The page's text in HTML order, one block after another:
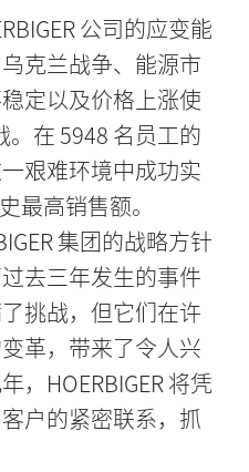
公司的应变能
克兰战争、能源市
定以及价格上涨使
在 5948 名员工的
艰难环境中成功实
最高销售额。
集团的战略方针
去三年发生的事件
挑战，但它们在许
革，带来了令人兴
，HOERBIGER 将凭
户的紧密联系，抓